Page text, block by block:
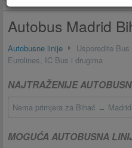
Autobus Madrid
Autobusne linije Usporedite Bus
Eurolines, IC Bus i drugima
NAJTRAŽENIJE
Nema primjera za Bihać ↔
MOGUĆA AUTOBUSNA